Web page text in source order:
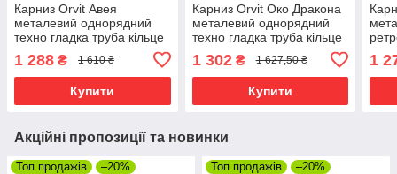
Карниз Orvit Авея
металевий однорядний
техно гладка труба кільце
металеве Антик 25 мм 240
см (00-00025794)
1 288 ₴ 1 610 ₴
Купити
Карниз Orvit Око Дракона
металевий однорядний
техно гладка труба кільце
металеве Антик 25 мм 240
см (00-00025898)
1 302₴ 1 627,50 ₴
Купити
25
1
Акційні пропозиції та новинки
Топ продажів –20% Топ продажів –20%